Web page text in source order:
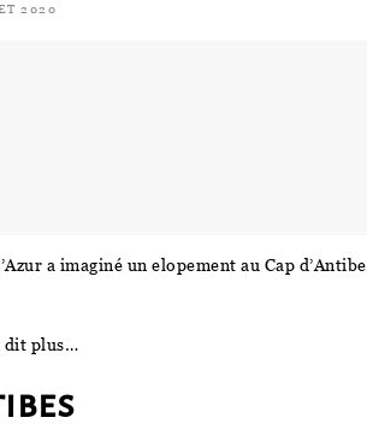
2020
a imaginé un elopement au Cap
dit plus…